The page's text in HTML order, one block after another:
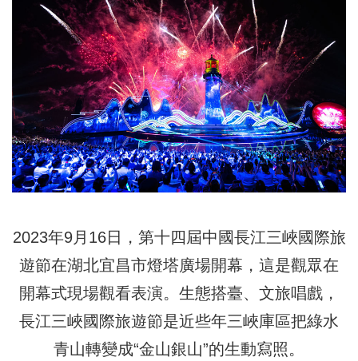
2023年9月16日，第十四屆中國長江三峽國際旅
遊節在湖北宜昌市燈塔廣場開幕，這是觀眾在
開幕式現場觀看表演。生態搭臺、文旅唱戲，
長江三峽國際旅遊節是近些年三峽庫區把綠水
青山轉變成“金山銀山”的生動寫照。